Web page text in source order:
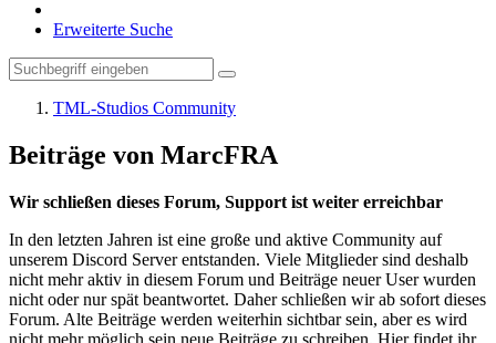
Erweiterte Suche
TML-Studios Community
Beiträge von MarcFRA
Wir schließen dieses Forum, Support ist weiter erreichbar
In den letzten Jahren ist eine große und aktive Community auf
unserem Discord Server entstanden. Viele Mitglieder sind deshalb
nicht mehr aktiv in diesem Forum und Beiträge neuer User wurden
nicht oder nur spät beantwortet. Daher schließen wir ab sofort dieses
Forum. Alte Beiträge werden weiterhin sichtbar sein, aber es wird
nicht mehr möglich sein neue Beiträge zu schreiben. Hier findet ihr